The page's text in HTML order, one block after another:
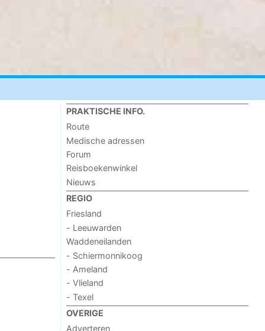
PRAKTISCHE INFO.
Route
Medische adressen
Forum
Reisboekenwinkel
Nieuws
REGIO
Friesland
- Leeuwarden
Waddeneilanden
- Schiermonnikoog
- Ameland
- Vlieland
- Texel
OVERIGE
Adverteren